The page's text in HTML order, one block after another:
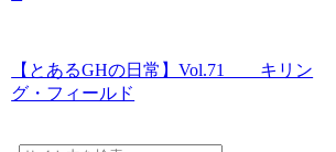
【とあるGHの日常】Vol.71 キリン
グ・フィールド